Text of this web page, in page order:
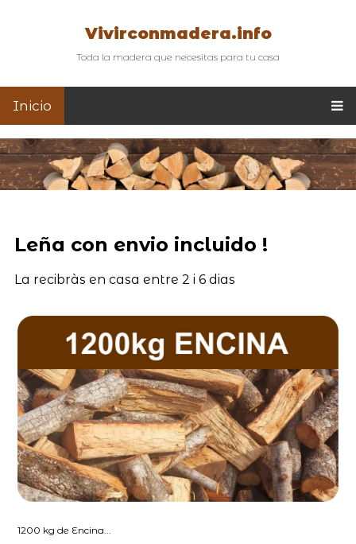
Vivirconmadera.info
Toda la madera que necesitas para tu casa
Inicio
Leña con envio incluido !
La recibràs en casa entre 2 i 6 dias
1200 kg de Encina...